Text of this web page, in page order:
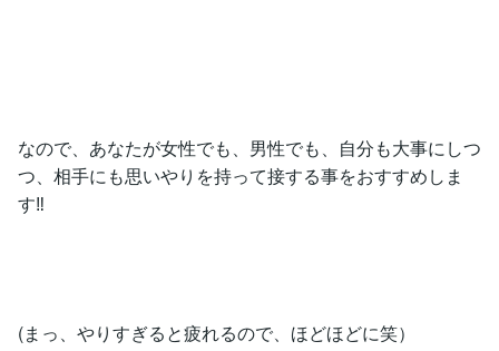
なので、あなたが女性でも、男性でも、自分も大事にしつ
つ、相手にも思いやりを持って接する事をおすすめしま
す‼️
(まっ、やりすぎると疲れるので、ほどほどに笑）